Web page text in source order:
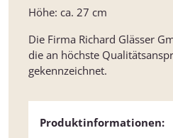
Höhe: ca. 27 cm
Die Firma Richard Glässer
die an höchste
gekennzeichnet.
Produktinformationen: